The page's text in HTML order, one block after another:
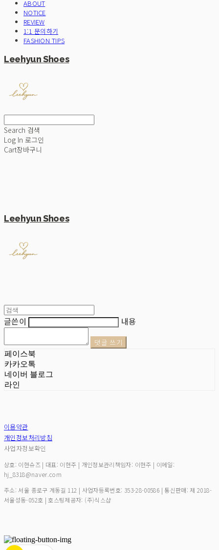
ABOUT
NOTICE
REVIEW
1:1 문의하기
FASHION TIPS
Leehyun Shoes
Search 검색
Log In 로그인
Cart장바구니
Leehyun Shoes
글쓴이 내용
댓글 쓰기
페이스북
카카오톡
네이버 블로그
라인
이용약관
개인정보처리방침
사업자정보확인
상호: 이현슈즈 | 대표: 이현주 | 개인정보관리책임자: 이현주 | 이메일:
hj_8318@naver.com
주소: 서울 종로구 계동길 112 | 사업자등록번호: 353-28-00586 | 통신판매:제 2018-
서울성동-052호 | 호스팅제공자: (주)식스샵